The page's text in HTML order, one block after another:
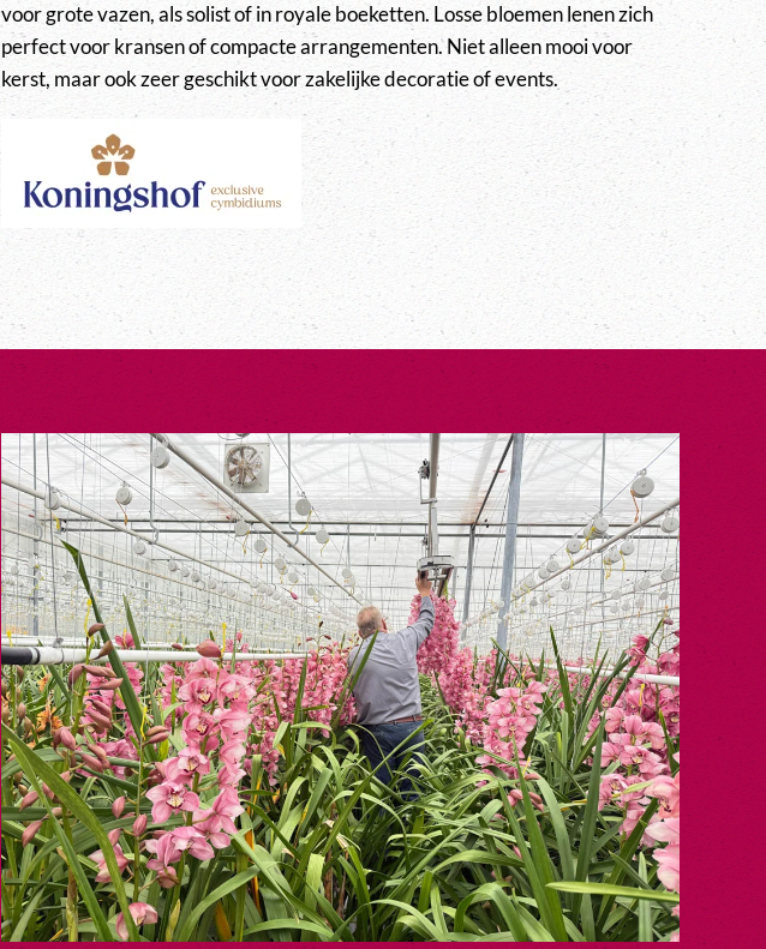
voor grote vazen, als solist of in royale boeketten. Losse bloemen lenen zich
perfect voor kransen of compacte arrangementen. Niet alleen mooi voor
kerst, maar ook zeer geschikt voor zakelijke decoratie of events.